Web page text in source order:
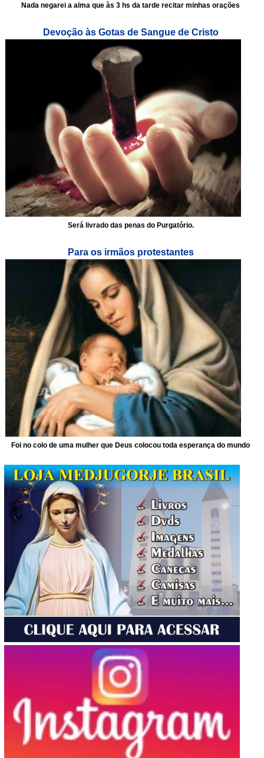
Nada negarei a alma que às 3 hs da tarde recitar minhas orações
Devoção às Gotas de Sangue de Cristo
Será livrado das penas do Purgatório.
Para os irmãos protestantes
Foi no colo de uma mulher que Deus colocou toda esperança do mundo